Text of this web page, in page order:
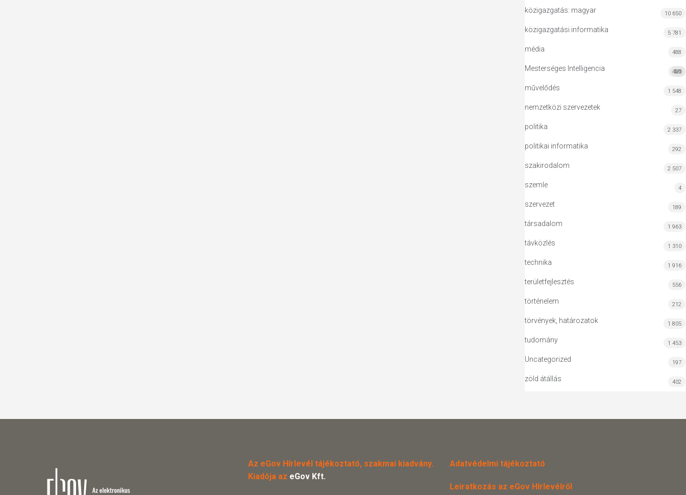
közigazgatás: magyar 10 650
közigazgatási informatika 5 781
média 488
Mesterséges Intelligencia MI
420
művelődés 1 548
nemzetközi szervezetek 27
politika 2 337
politikai informatika 292
szakirodalom 2 507
szemle 4
szervezet 189
társadalom 1 963
távközlés 1 310
technika 1 916
területfejlesztés 556
történelem 212
törvények, határozatok 1 805
tudomány 1 453
Uncategorized 197
zöld átállás 402
Az eGov Hírlevél tájékoztató, szakmai kiadvány.
Kiadója az eGov Kft.
Adatvédelmi tájékoztató
Leiratkozás az eGov Hírlevélről